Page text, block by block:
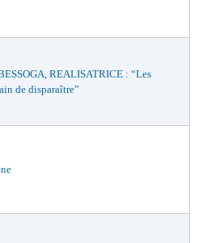
REALISATRICE : “Les
de disparaître”